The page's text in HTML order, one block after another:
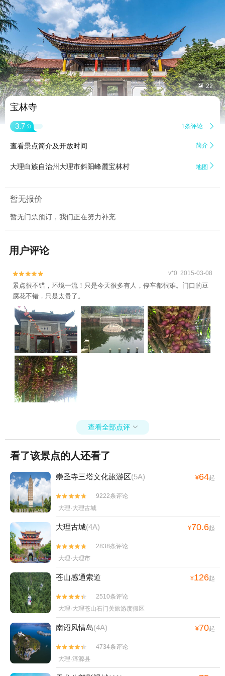
 22
宝林寺
3.7 分 1条评论 
查看景点简介及开放时间 简介 
大理白族自治州大理市斜阳峰麓宝林村 地图 
暂无报价
暂无门票预订，我们正在努力补充
用户评论

 v*0 2015-03-08
景点很不错，环境一流！只是今天很多有人，停车都很难。门口的豆
腐花不错，只是太贵了。
查看全部点评 
看了该景点的人还看了
崇圣寺三塔文化旅游区(5A) ¥64起


9222条评论
大理·大理古城
大理古城(4A) ¥70.6起


2838条评论
大理·大理市
苍山感通索道 ¥126起


2510条评论
大理·大理苍山石门关旅游度假区
南诏风情岛(4A) ¥70起


4734条评论
大理·洱源县
